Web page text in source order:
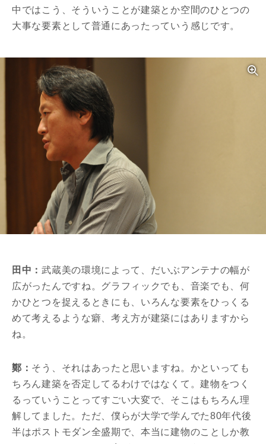
中ではこう、そういうことが建築とか空間のひとつの
大事な要素として普通にあったっていう感じです。
田中：武蔵美の環境によって、だいぶアンテナの幅が
広がったんですね。グラフィックでも、音楽でも、何
かひとつを捉えるときにも、いろんな要素をひっくる
めて考えるような癖、考え方が建築にはありますから
ね。
鄭： そう、それはあったと思いますね。かといっても
ちろん建築を否定してるわけではなくて。建物をつく
るっていうことってすごい大変で、そこはもちろん理
解してました。ただ、僕らが大学で学んでた80年代後
半はポストモダン全盛期で、本当に建物のことしか教